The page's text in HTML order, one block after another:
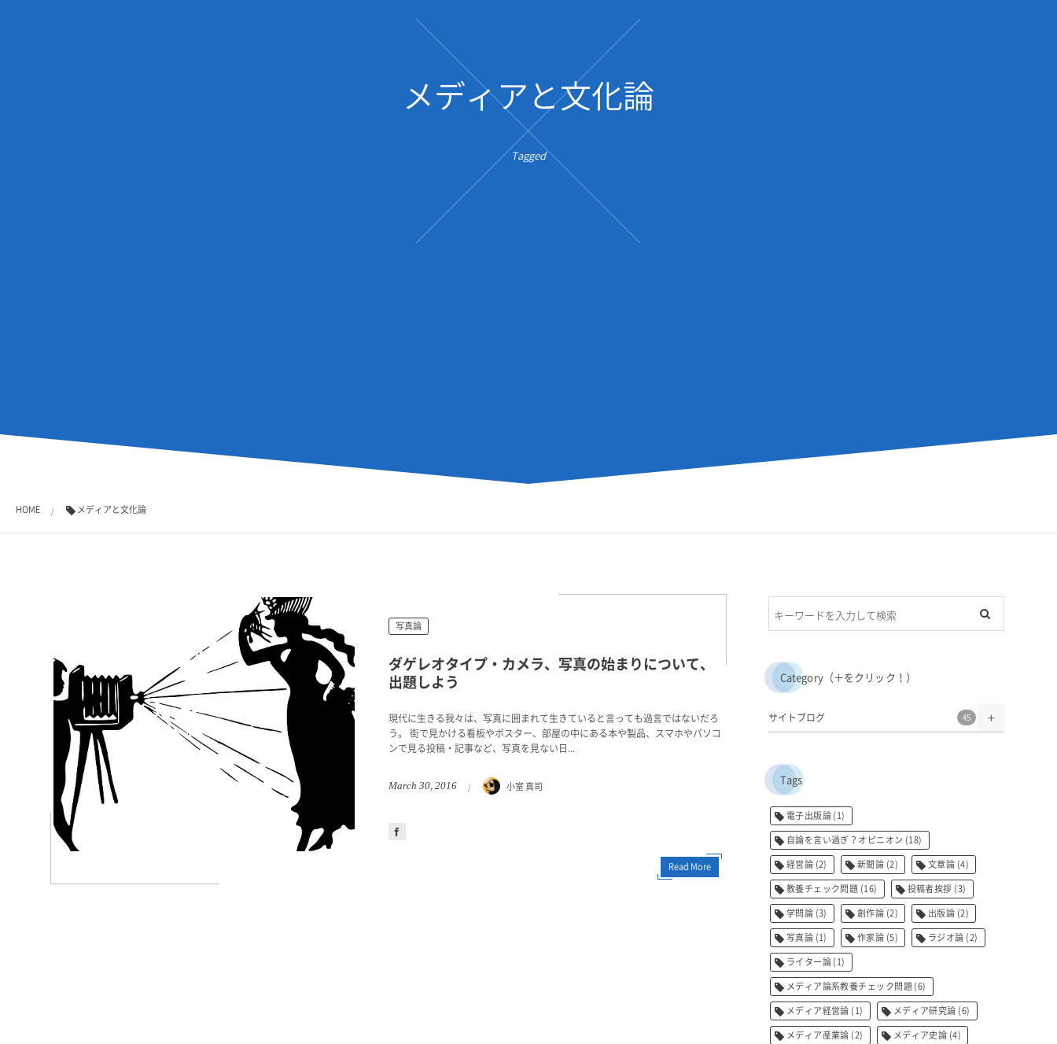
メディアと文化論
Tagged
HOME メディアと文化論
写真論
ダゲレオタイプ・カメラ、写真の始まりについて、
出題しよう
現代に生きる我々は、写真に囲まれて生きていると言っても過言ではないだろ
う。 街で見かける看板やポスター、部屋の中にある本や製品、スマホやパソコ
ンで見る投稿・記事など、写真を見ない日...
March 30, 2016 小室 真司
Read More
Category（＋をクリック！）
サイトブログ 45
Tags
電子出版論(1)
自論を言い過ぎ？オピニオン (18)
経営論 (2) 新聞論 (2) 文章論 (4)
教養チェック問題 (16) 投稿者挨拶 (3)
学問論 (3) 創作論 (2) 出版論 (2)
写真論 (1) 作家論 (5) ラジオ論 (2)
ライター論(1)
メディア論系教養チェック問題(6)
メディア経営論 (1) メディア研究論 (6)
メディア産業論 (2) メディア史論 (4)